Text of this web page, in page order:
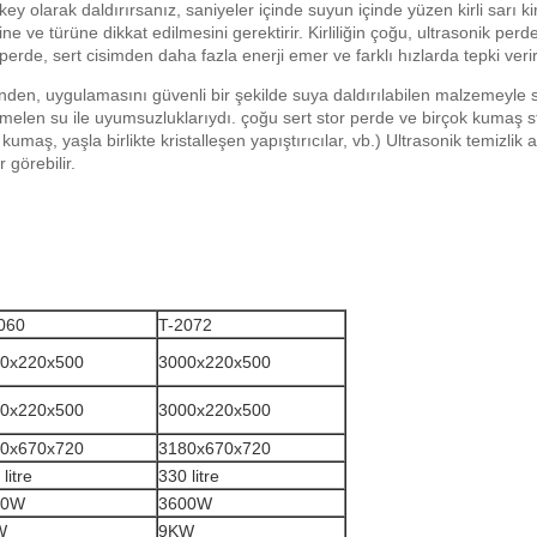
olarak daldırırsanız, saniyeler içinde suyun içinde yüzen kirli sarı
ve türüne dikkat edilmesini gerektirir. Kirliliğin çoğu, ultrasonik
sert cisimden daha fazla enerji emer ve farklı hızlarda tepki
uygulamasını güvenli bir şekilde suya daldırılabilen malzemeyle
su ile uyumsuzluklarıydı. çoğu sert stor perde ve birçok kumaş
yaşla birlikte kristalleşen yapıştırıcılar, vb.) Ultrasonik temizlik
görebilir.
T-2072
3000x220x500
3000x220x500
3180x670x720
litre
330 litre
3600W
9KW